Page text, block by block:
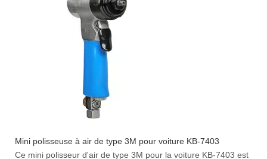
Mini polisseuse à air de type 3M pour voiture KB-7403
Ce mini polisseur d'air de type 3M pour la voiture KB-7403 est